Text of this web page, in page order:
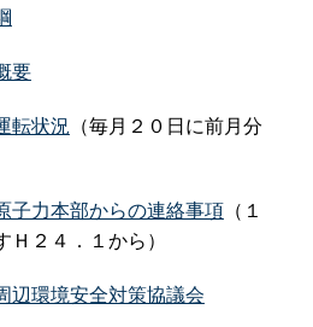
要
転状況 （毎月２０日に前月分
子力本部からの連絡事項（１
２４．１から）
辺環境安全対策協議会